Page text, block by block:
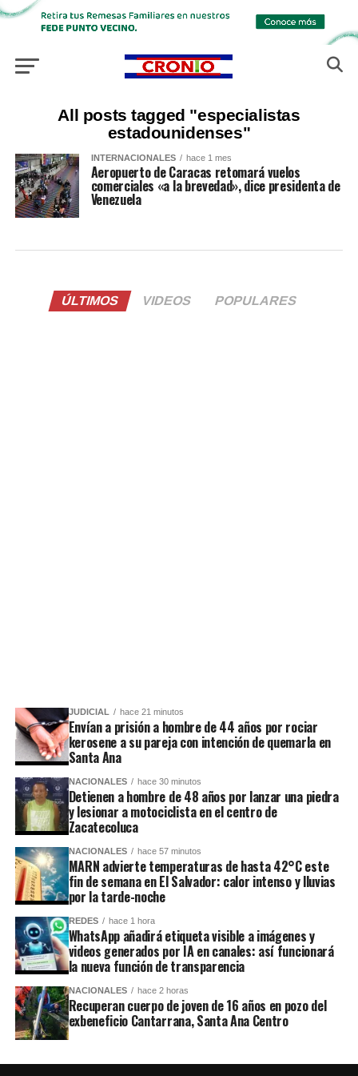
All posts tagged "especialistas
estadounidenses"
INTERNACIONALES hace 1 mes
Aeropuerto de Caracas retomará vuelos
comerciales «a la brevedad», dice presidenta de
Venezuela
ÚLTIMOS VIDEOS POPULARES
JUDICIAL hace 21 minutos
Envían a prisión a hombre de 44 años por rociar
kerosene a su pareja con intención de quemarla en
Santa Ana
NACIONALES hace 30 minutos
Detienen a hombre de 48 años por lanzar una piedra
y lesionar a motociclista en el centro de
Zacatecoluca
NACIONALES hace 57 minutos
MARN advierte temperaturas de hasta 42°C este
fin de semana en El Salvador: calor intenso y lluvias
por la tarde-noche
REDES hace 1 hora
WhatsApp añadirá etiqueta visible a imágenes y
videos generados por IA en canales: así funcionará
la nueva función de transparencia
NACIONALES hace 2 horas
Recuperan cuerpo de joven de 16 años en pozo del
exbeneficio Cantarrana, Santa Ana Centro